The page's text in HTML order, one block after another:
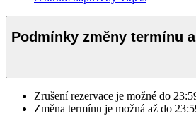
Podmínky změny termínu
Zrušení rezervace je možné do
Změna termínu je možná až do